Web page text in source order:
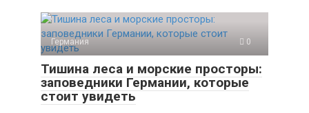
Германия 0
Тишина леса и морские просторы:
заповедники Германии, которые
стоит увидеть